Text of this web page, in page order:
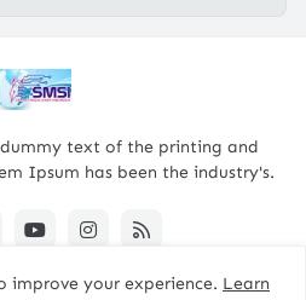
text of the printing and
Ipsum has been the industry's.
improve your experience. Learn